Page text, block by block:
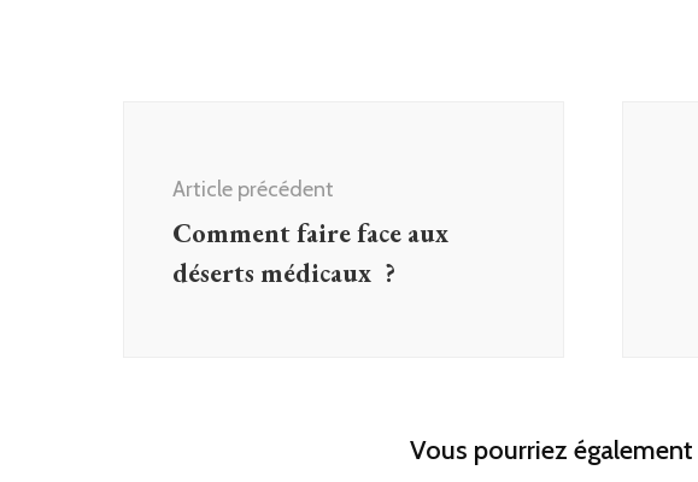
Article précédent
Comment faire face aux
déserts médicaux ?
Vous pourriez également